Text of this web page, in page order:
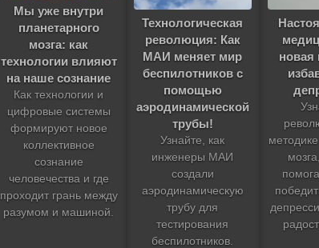
Мы уже внутри
планетарного
мозга: как
технологии влияют
на наше сознание
Как технологии и
цифровые системы
формируют новое
коллективное
сознание
человечества и где
проходит грань между
разумом и машиной.
Технологическая
революция: Как
МАИ меняет мир
беспилотников с
помощью
аэродинамической
трубы!
Узнайте, как
инженеры МАИ
создали
аэродинамическую
трубу для
тестирования
беспилотников.
новая